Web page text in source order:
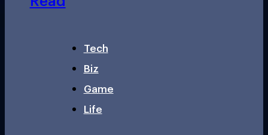
Tech
Biz
Game
Life